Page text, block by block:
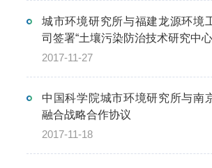
城市环境研究所与福建龙源环境
司签署“土壤污染防治技术研究中
2017-11-27
中国科学院城市环境研究所与南
融合战略合作协议
2017-11-18